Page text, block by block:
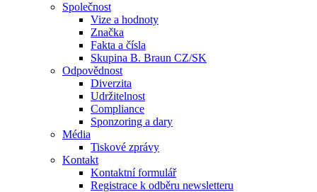
Společnost
Vize a hodnoty
Značka
Fakta a čísla
Skupina B. Braun CZ/SK
Odpovědnost
Diverzita
Udržitelnost
Compliance
Sponzoring a dary
Média
Tiskové zprávy
Kontakt
Kontaktní formulář
Registrace k odběru newsletteru